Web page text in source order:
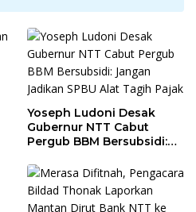
Yoseph Ludoni Desak
Gubernur NTT Cabut
Pergub BBM Bersubsidi:
Tagih Pajak